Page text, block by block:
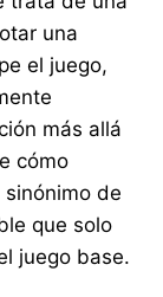
una
el juego,
más allá
cómo
de
que solo
juego base.